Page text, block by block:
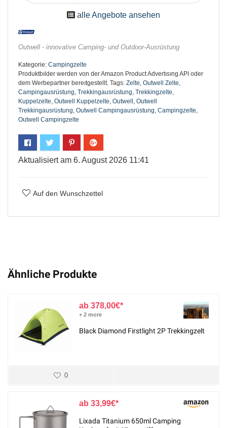
alle Angebote ansehen
Outwell - innovative Camping- und Outdoor-Ausrüstung
Kategorie: Campingzelte
Produktbılder werden von der Amazon Product Advertısıng API oder
dem Werbepartner bereıtgestellt. Tags: Zelte, Outwell Zelte,
Campingausrüstung, Trekkingausrüstung, Trekkingzelte,
Kuppelzelte, Outwell Kuppelzelte, Outwell , Outwell
Trekkingausrüstung, Outwell Campingausrüstung, Campingzelte,
Outwell Campingzelte
Aktualisiert am 6. August 2026 11:41
Auf den Wunschzettel
Ähnliche Produkte
378,00€
+ 2 more
Black Diamond Firstlight 2P Trekkingzelt
0
33,99€
Lixada Titanium 650ml Camping